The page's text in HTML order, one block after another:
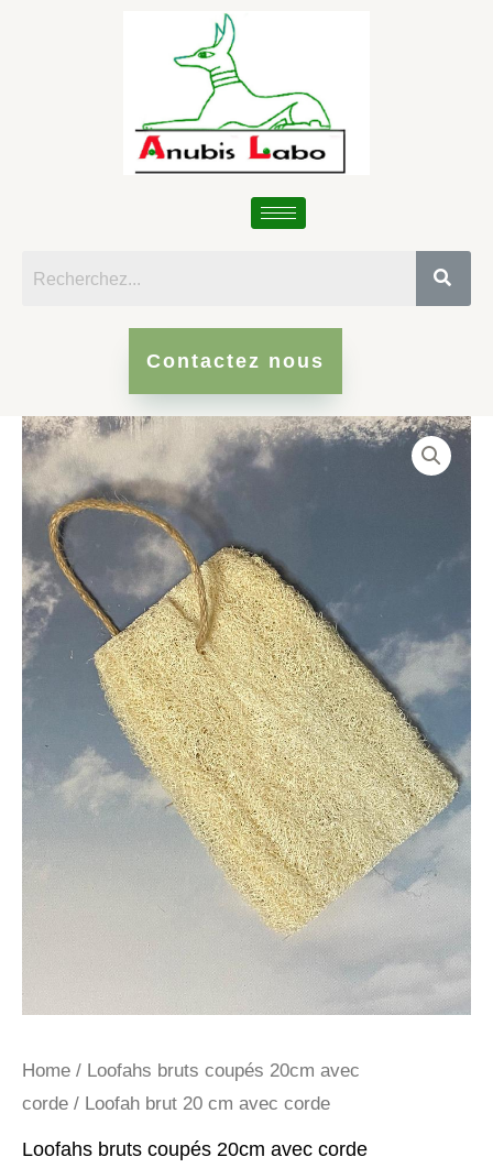
Contactez nous
Home / Loofahs bruts coupés 20cm avec
corde / Loofah brut 20 cm avec corde
Loofahs bruts coupés 20cm avec corde